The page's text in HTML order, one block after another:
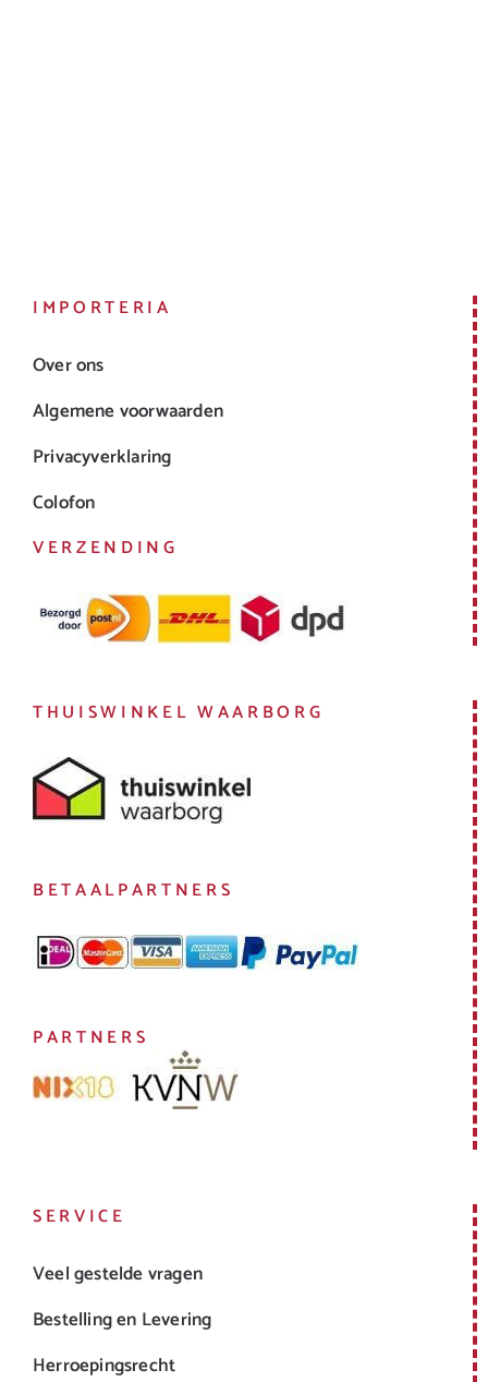
IMPORTERIA
Over ons
Algemene voorwaarden
Privacyverklaring
Colofon
VERZENDING
THUISWINKEL WAARBORG
BETAALPARTNERS
PARTNERS
SERVICE
Veel gestelde vragen
Bestelling en Levering
Herroepingsrecht